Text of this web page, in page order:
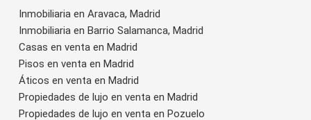
Inmobiliaria en Aravaca, Madrid
Inmobiliaria en Barrio Salamanca, Madrid
Casas en venta en Madrid
Pisos en venta en Madrid
Áticos en venta en Madrid
Propiedades de lujo en venta en Madrid
Propiedades de lujo en venta en Pozuelo